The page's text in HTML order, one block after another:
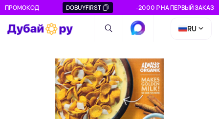
ПРОМОКОД DOBUYFIRST -2000 ₽ НА ПЕРВЫЙ ЗАКАЗ
RU